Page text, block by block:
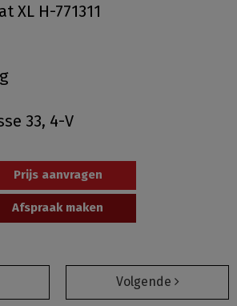
XL H-771311
33, 4-V
Prijs aanvragen
Afspraak maken
Volgende